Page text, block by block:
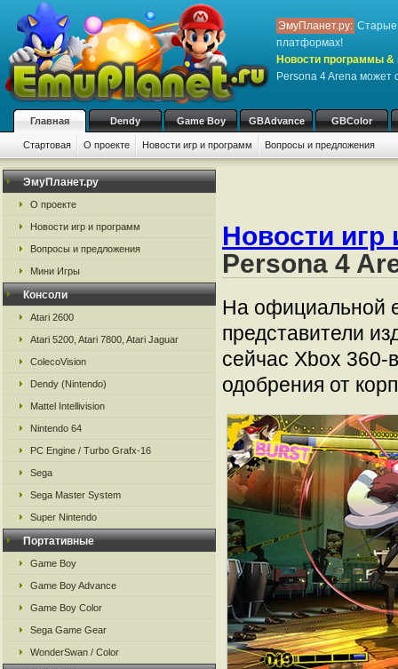
ЭмуПланет.ру: Старые
платформах!
Новости программы &
Persona 4 Arena может
Главная Dendy Game Boy GBAdvance GBColor
Стартовая О проекте Новости игр и программ Вопросы и предложения
ЭмуПланет.ру
О проекте
Новости игр и программ
Вопросы и предложения
Мини Игры
Консоли
Atari 2600
Atari 5200, Atari 7800, Atari Jaguar
ColecoVision
Dendy (Nintendo)
Mattel Intellivision
Nintendo 64
PC Engine / Turbo Grafx-16
Sega
Sega Master System
Super Nintendo
Портативные
Game Boy
Game Boy Advance
Game Boy Color
Sega Game Gear
WonderSwan / Color
Новости игр
Persona 4
На официальной
представители
сейчас Xbox 360-
одобрения от